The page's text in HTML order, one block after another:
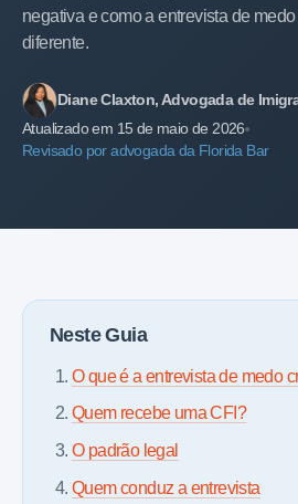
negativa e como a entrevista de
diferente.
Diane Claxton, Advogada de
Atualizado em 15 de maio de 2026
Revisado por advogada da Florida Bar
Neste Guia
O que é a entrevista de medo
Quem recebe uma CFI?
O padrão legal
Quem conduz a entrevista